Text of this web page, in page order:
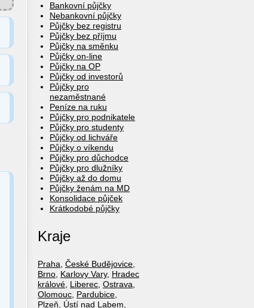
Bankovní půjčky
Nebankovní půjčky
Půjčky bez registru
Půjčky bez příjmu
Půjčky na směnku
Půjčky on-line
Půjčky na OP
Půjčky od investorů
Půjčky pro
nezaměstnané
Peníze na ruku
Půjčky pro podnikatele
Půjčky pro studenty
Půjčky od lichváře
Půjčky o víkendu
Půjčky pro důchodce
Půjčky pro dlužníky
Půjčky až do domu
Půjčky ženám na MD
Konsolidace půjček
Krátkodobé půjčky
Kraje
Praha, České Budějovice,
Brno, Karlovy Vary, Hradec
králové, Liberec, Ostrava,
Olomouc, Pardubice,
Plzeň, Ústí nad Labem,